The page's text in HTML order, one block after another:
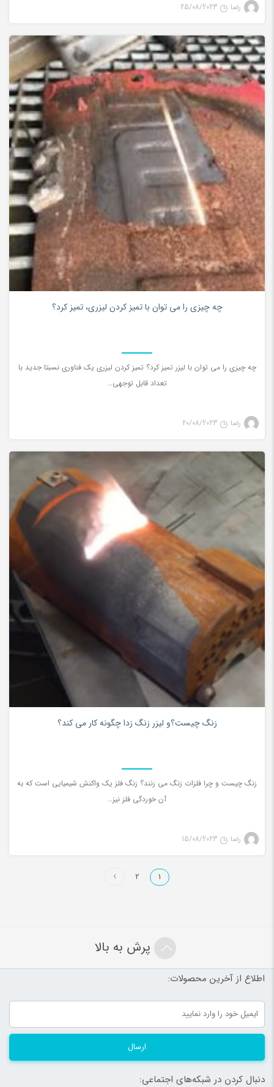
رضا 25/08/2023
چه چیزی را می توان با تمیز کردن لیزری، تمیز کرد؟
چه چیزی را می توان با لیزر تمیز کرد؟ تمیز کردن لیزری یک فناوری نسبتا جدید با
تعداد قابل توجهی…
رضا 20/08/2023
زنگ چیست؟و لیزر زنگ زدا چگونه کار می کند؟
زنگ چیست و چرا فلزات زنگ می زنند؟ زنگ فلز یک واکنش شیمیایی است که به
آن خوردگی فلز نیز…
رضا 15/08/2023
1
2
پرش به بالا
اطلاع از آخرین محصولات:
ارسال
دنبال کردن در شبکه‌های اجتماعی: